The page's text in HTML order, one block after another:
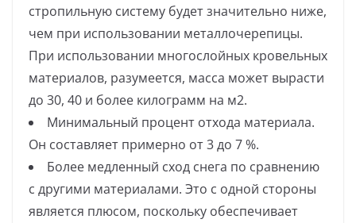
стропильную систему будет значительно ниже,
чем при использовании металлочерепицы.
При использовании многослойных кровельных
материалов, разумеется, масса может вырасти
до 30, 40 и более килограмм на м2.
Минимальный процент отхода материала.
Он составляет примерно от 3 до 7 %.
Более медленный сход снега по сравнению
с другими материалами. Это с одной стороны
является плюсом, поскольку обеспечивает